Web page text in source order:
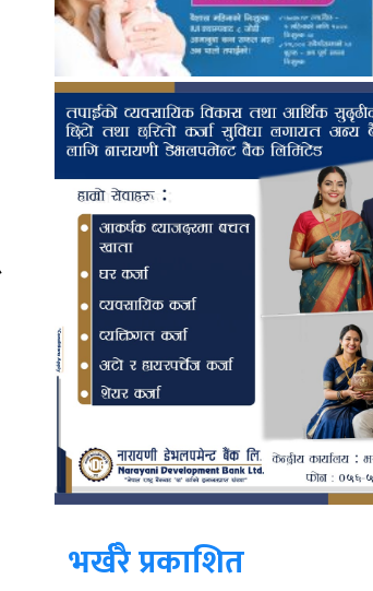
भर्खरै प्रकाशित